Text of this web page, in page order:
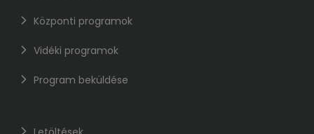
Központi programok
Vidéki programok
Program beküldése